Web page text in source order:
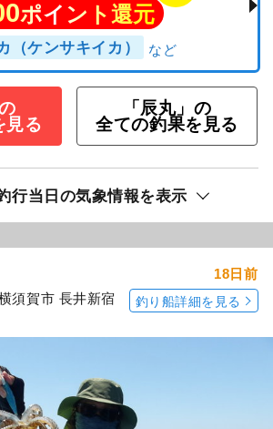
ポイント還元
（ケンサキイカ）
見る
「辰丸」の
全ての釣果を見る
行当日の気象情報を表示
須賀市 長井新宿
18日前
釣り船詳細を見る